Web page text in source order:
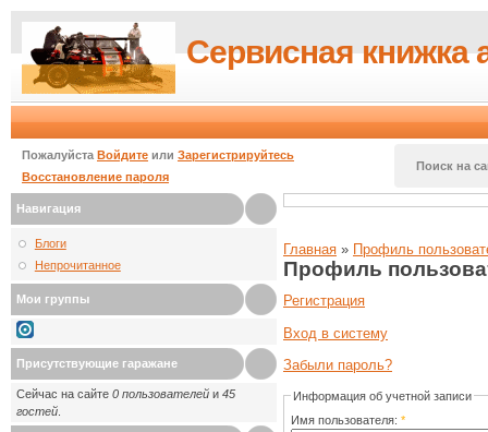
Сервисная книжка
Пожалуйста Войдите или Зарегистрируйтесь
Восстановление пароля
Поиск на
Навигация
Блоги
Непрочитанное
Мои группы
Присутствующие гаражане
Сейчас на сайте 0 пользователей и 45
гостей
Главная » Профиль
Профиль
Регистрация
Вход в систему
Забыли пароль?
Информация об учетной записи
Имя пользователя: *